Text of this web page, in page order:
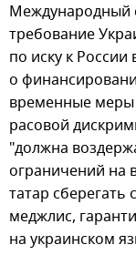
Международный
требование
по иску к
о
временные меры
расовой
"должна
ограничений на
татар сберегать
меджлис,
на украинском